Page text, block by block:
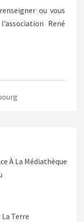
ou vous
René
À La Médiathèque
Terre